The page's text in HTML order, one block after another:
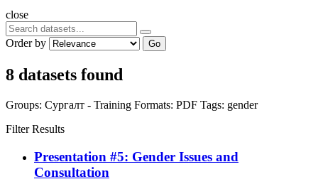
close
Order by Go
8 datasets found
Groups: Сургалт - Training Formats: PDF Tags: gender
Filter Results
Presentation #5: Gender Issues and
Consultation